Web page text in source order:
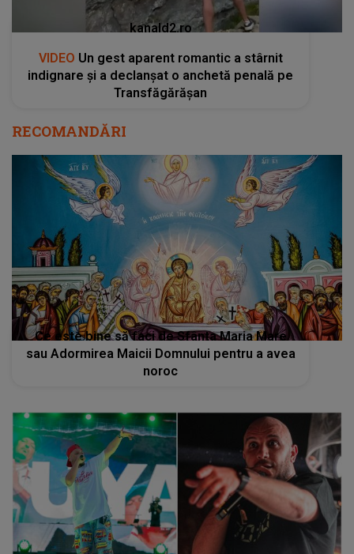
kanald2.ro
VIDEO Un gest aparent romantic a stârnit
indignare și a declanșat o anchetă penală pe
Transfăgărășan
RECOMANDĂRI
Ce este bine să faci de Sfânta Maria Mare
sau Adormirea Maicii Domnului pentru a avea
noroc